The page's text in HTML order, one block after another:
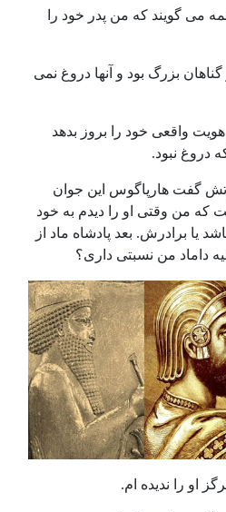
می گویند که من پدر خود را
بزرگ بود و آنها دروغ نمی
واقعی خود را بروز بدهد
دروغ نبود.
گفت هارپاگوس این جوان
که من وقتی او را دیدم به خود
یا برادرش. بعد پادشاه ماد از
داماد من نسبتی داری؟
او را ندیده ام.